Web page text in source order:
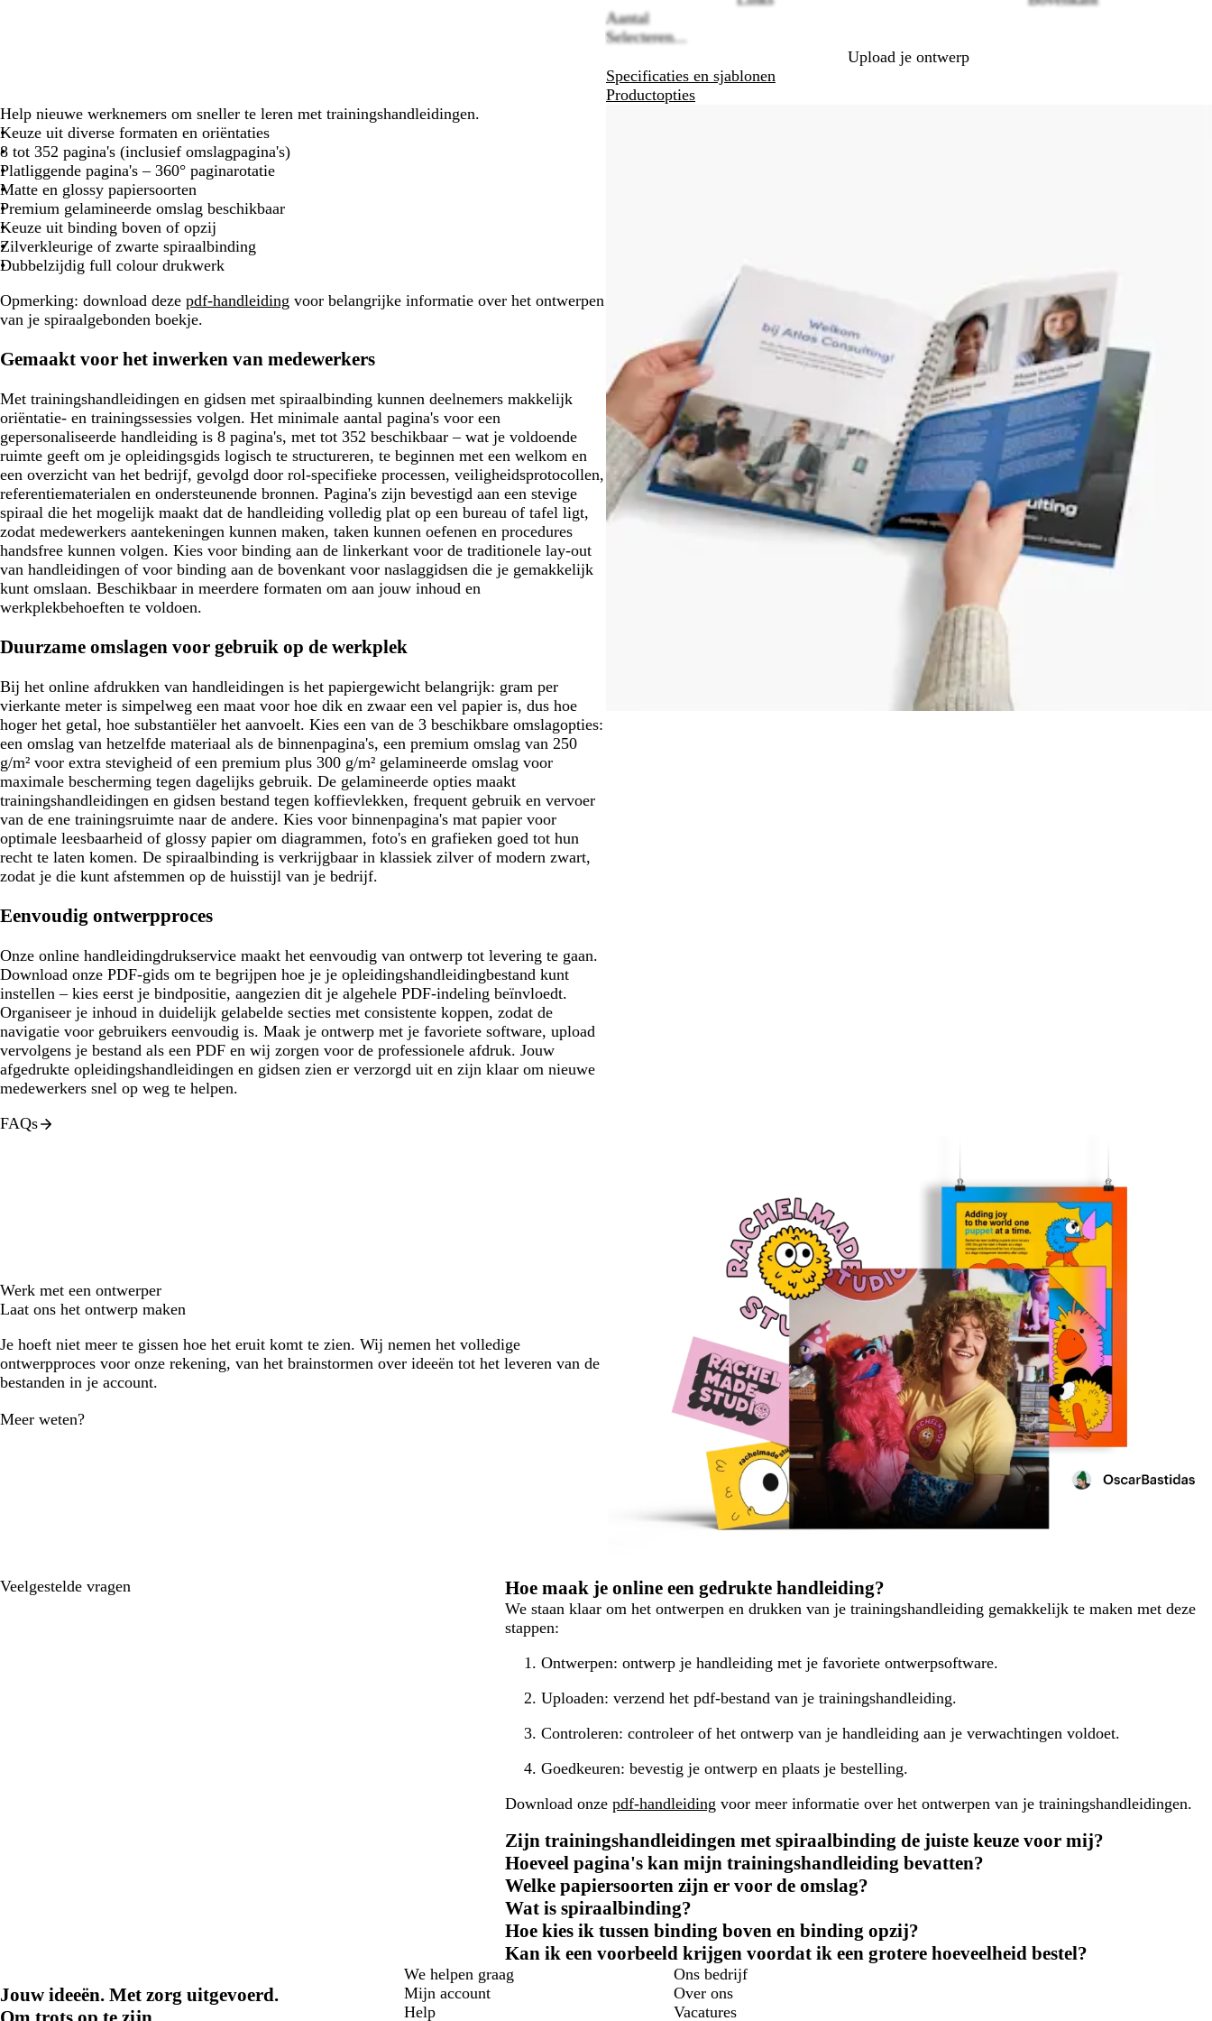
Aantal
Selecteren...
Upload je ontwerp
Specificaties en sjablonen
Productopties
Help nieuwe werknemers om sneller te leren met trainingshandleidingen.
Keuze uit diverse formaten en oriëntaties
8 tot 352 pagina's (inclusief omslagpagina's)
Platliggende pagina's – 360° paginarotatie
Matte en glossy papiersoorten
Premium gelamineerde omslag beschikbaar
Keuze uit binding boven of opzij
Zilverkleurige of zwarte spiraalbinding
Dubbelzijdig full colour drukwerk
Opmerking: download deze pdf-handleiding voor belangrijke informatie over het ontwerpen
van je spiraalgebonden boekje.
Gemaakt voor het inwerken van medewerkers
Met trainingshandleidingen en gidsen met spiraalbinding kunnen deelnemers makkelijk
oriëntatie- en trainingssessies volgen. Het minimale aantal pagina's voor een
gepersonaliseerde handleiding is 8 pagina's, met tot 352 beschikbaar – wat je voldoende
ruimte geeft om je opleidingsgids logisch te structureren, te beginnen met een welkom en
een overzicht van het bedrijf, gevolgd door rol-specifieke processen, veiligheidsprotocollen,
referentiematerialen en ondersteunende bronnen. Pagina's zijn bevestigd aan een stevige
spiraal die het mogelijk maakt dat de handleiding volledig plat op een bureau of tafel ligt,
zodat medewerkers aantekeningen kunnen maken, taken kunnen oefenen en procedures
handsfree kunnen volgen. Kies voor binding aan de linkerkant voor de traditionele lay-out
van handleidingen of voor binding aan de bovenkant voor naslaggidsen die je gemakkelijk
kunt omslaan. Beschikbaar in meerdere formaten om aan jouw inhoud en
werkplekbehoeften te voldoen.
Duurzame omslagen voor gebruik op de werkplek
Bij het online afdrukken van handleidingen is het papiergewicht belangrijk: gram per
vierkante meter is simpelweg een maat voor hoe dik en zwaar een vel papier is, dus hoe
hoger het getal, hoe substantiëler het aanvoelt. Kies een van de 3 beschikbare omslagopties:
een omslag van hetzelfde materiaal als de binnenpagina's, een premium omslag van 250
g/m² voor extra stevigheid of een premium plus 300 g/m² gelamineerde omslag voor
maximale bescherming tegen dagelijks gebruik. De gelamineerde opties maakt
trainingshandleidingen en gidsen bestand tegen koffievlekken, frequent gebruik en vervoer
van de ene trainingsruimte naar de andere. Kies voor binnenpagina's mat papier voor
optimale leesbaarheid of glossy papier om diagrammen, foto's en grafieken goed tot hun
recht te laten komen. De spiraalbinding is verkrijgbaar in klassiek zilver of modern zwart,
zodat je die kunt afstemmen op de huisstijl van je bedrijf.
Eenvoudig ontwerpproces
Onze online handleidingdrukservice maakt het eenvoudig van ontwerp tot levering te gaan.
Download onze PDF-gids om te begrijpen hoe je je opleidingshandleidingbestand kunt
instellen – kies eerst je bindpositie, aangezien dit je algehele PDF-indeling beïnvloedt.
Organiseer je inhoud in duidelijk gelabelde secties met consistente koppen, zodat de
navigatie voor gebruikers eenvoudig is. Maak je ontwerp met je favoriete software, upload
vervolgens je bestand als een PDF en wij zorgen voor de professionele afdruk. Jouw
afgedrukte opleidingshandleidingen en gidsen zien er verzorgd uit en zijn klaar om nieuwe
medewerkers snel op weg te helpen.
FAQs
Werk met een ontwerper
Laat ons het ontwerp maken
Je hoeft niet meer te gissen hoe het eruit komt te zien. Wij nemen het volledige
ontwerpproces voor onze rekening, van het brainstormen over ideeën tot het leveren van de
bestanden in je account.
Meer weten?
Veelgestelde vragen Hoe maak je online een gedrukte handleiding?
We staan klaar om het ontwerpen en drukken van je trainingshandleiding gemakkelijk te maken met deze
stappen:
Ontwerpen: ontwerp je handleiding met je favoriete ontwerpsoftware.
Uploaden: verzend het pdf-bestand van je trainingshandleiding.
Controleren: controleer of het ontwerp van je handleiding aan je verwachtingen voldoet.
Goedkeuren: bevestig je ontwerp en plaats je bestelling.
Download onze pdf-handleiding voor meer informatie over het ontwerpen van je trainingshandleidingen.
Zijn trainingshandleidingen met spiraalbinding de juiste keuze voor mij?
Hoeveel pagina's kan mijn trainingshandleiding bevatten?
Welke papiersoorten zijn er voor de omslag?
Wat is spiraalbinding?
Hoe kies ik tussen binding boven en binding opzij?
Kan ik een voorbeeld krijgen voordat ik een grotere hoeveelheid bestel?
Jouw ideeën. Met zorg uitgevoerd.
We helpen graag
Mijn account
Help
Ons bedrijf
Over ons
Vacatures